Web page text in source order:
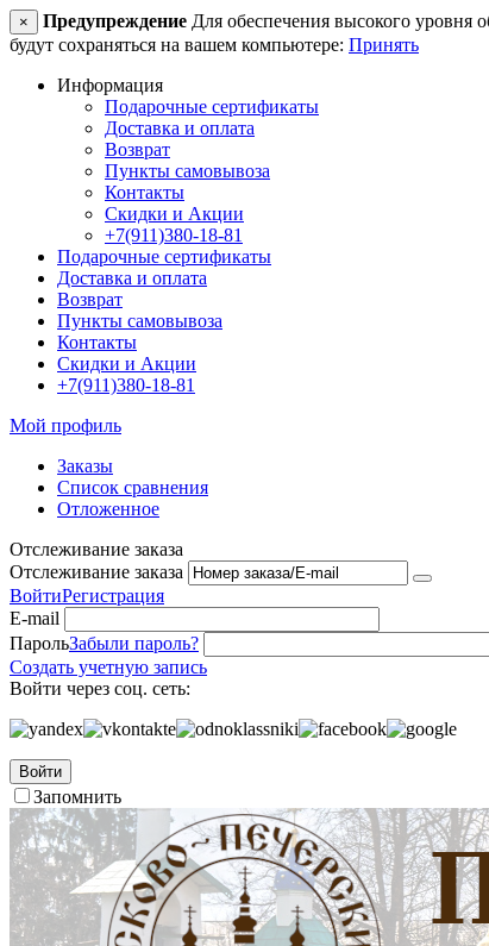
× Предупреждение Для обеспечения высокого уровня
будут сохраняться на вашем компьютере: Принять
Информация
Подарочные сертификаты
Доставка и оплата
Возврат
Пункты самовывоза
Контакты
Скидки и Акции
+7(911)380-18-81
Подарочные сертификаты
Доставка и оплата
Возврат
Пункты самовывоза
Контакты
Скидки и Акции
+7(911)380-18-81
Мой профиль
Заказы
Список сравнения
Отложенное
Отслеживание заказа
Отслеживание заказа
ВойтиРегистрация
E-mail
ПарольЗабыли пароль?
Создать учетную запись
Войти через соц. сеть:
Войти
Запомнить